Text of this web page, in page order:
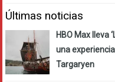
Últimas noticias
HBO Max lleva
una
Targaryen